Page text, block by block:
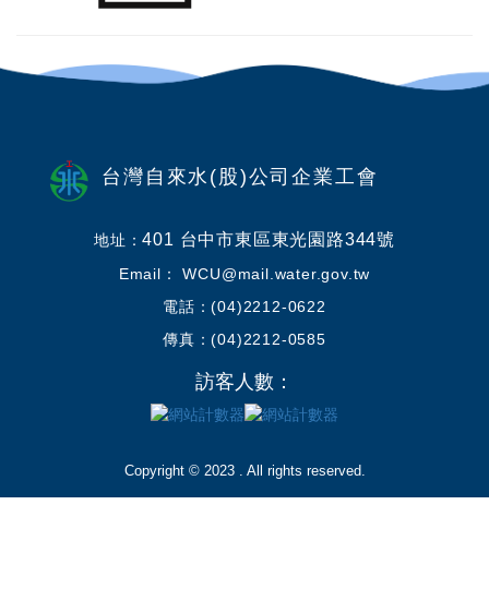
台灣自來水(股)公司企業工會
地址：401 台中市東區東光園路344號
Email： WCU@mail.water.gov.tw
電話：(04)2212-0622
傳真：(04)2212-0585
訪客人數：
Copyright © 2023 . All rights reserved.